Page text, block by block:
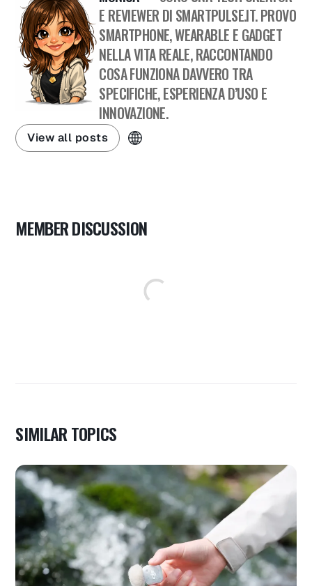
E REVIEWER DI SMARTPULSE.IT. PROVO
SMARTPHONE, WEARABLE E GADGET
NELLA VITA REALE, RACCONTANDO
COSA FUNZIONA DAVVERO TRA
SPECIFICHE, ESPERIENZA D’USO E
INNOVAZIONE.
View all posts
MEMBER DISCUSSION
SIMILAR TOPICS